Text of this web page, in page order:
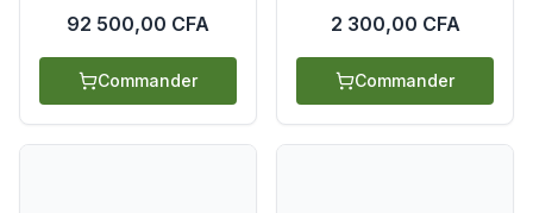
92 500,00 CFA
Commander
2 300,00 CFA
Commander